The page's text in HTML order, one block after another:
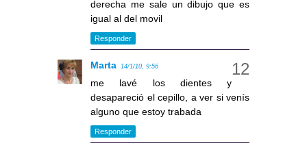
derecha me sale un dibujo que es
igual al del movil
Responder
Marta 14/1/10, 9:56
me lavé los dientes y
desapareció el cepillo, a ver si venís
alguno que estoy trabada
Responder